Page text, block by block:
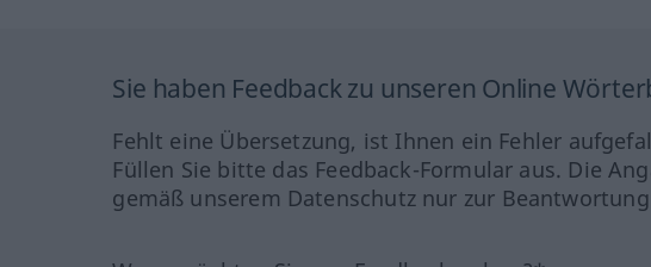
Sie haben Feedback zu unseren Online
Fehlt eine Übersetzung, ist Ihnen ein Fehler
Füllen Sie bitte das Feedback-Formular aus. Die
gemäß unserem Datenschutz nur zur